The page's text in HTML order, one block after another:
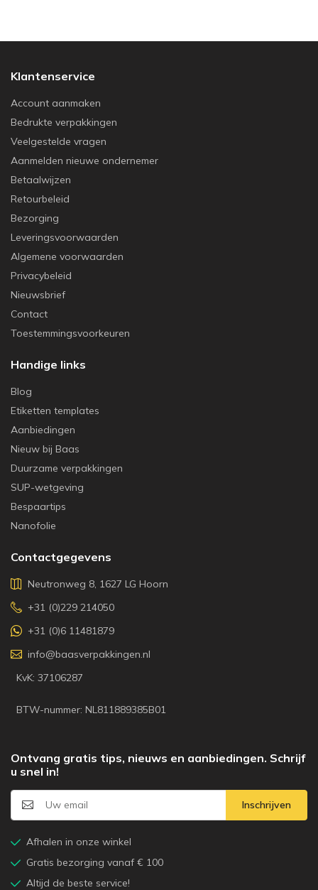
Klantenservice
Account aanmaken
Bedrukte verpakkingen
Veelgestelde vragen
Aanmelden nieuwe ondernemer
Betaalwijzen
Retourbeleid
Bezorging
Leveringsvoorwaarden
Algemene voorwaarden
Privacybeleid
Nieuwsbrief
Contact
Toestemmingsvoorkeuren
Handige links
Blog
Etiketten templates
Aanbiedingen
Nieuw bij Baas
Duurzame verpakkingen
SUP-wetgeving
Bespaartips
Nanofolie
Contactgegevens
Neutronweg 8, 1627 LG Hoorn
+31 (0)229 214050
+31 (0)6 11481879
info@baasverpakkingen.nl
KvK: 37106287
BTW-nummer: NL811889385B01
Ontvang gratis tips, nieuws en aanbiedingen. Schrijf
u snel in!
Inschrijven
Afhalen in onze winkel
Gratis bezorging vanaf € 100
Altijd de beste service!